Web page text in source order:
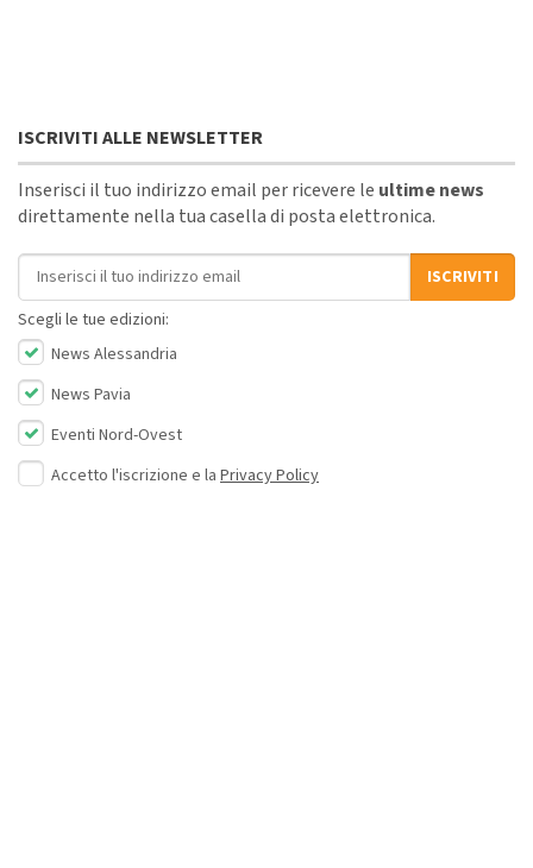
ISCRIVITI ALLE NEWSLETTER
Inserisci il tuo indirizzo email per ricevere le ultime news
direttamente nella tua casella di posta elettronica.
Indirizzo email
ISCRIVITI
Scegli le tue edizioni:
News Alessandria
News Pavia
Eventi Nord-Ovest
Accetto l'iscrizione e la Privacy Policy